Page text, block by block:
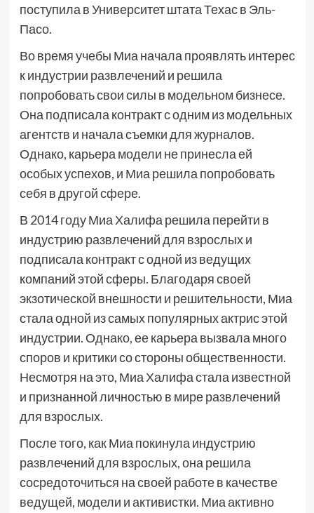
поступила в Университет штата Техас в Эль-
Пасо.
Во время учебы Миа начала проявлять интерес
к индустрии развлечений и решила
попробовать свои силы в модельном бизнесе.
Она подписала контракт с одним из модельных
агентств и начала съемки для журналов.
Однако, карьера модели не принесла ей
особых успехов, и Миа решила попробовать
себя в другой сфере.
В 2014 году Миа Халифа решила перейти в
индустрию развлечений для взрослых и
подписала контракт с одной из ведущих
компаний этой сферы. Благодаря своей
экзотической внешности и решительности, Миа
стала одной из самых популярных актрис этой
индустрии. Однако, ее карьера вызвала много
споров и критики со стороны общественности.
Несмотря на это, Миа Халифа стала известной
и признанной личностью в мире развлечений
для взрослых.
После того, как Миа покинула индустрию
развлечений для взрослых, она решила
сосредоточиться на своей работе в качестве
ведущей, модели и активистки. Миа активно